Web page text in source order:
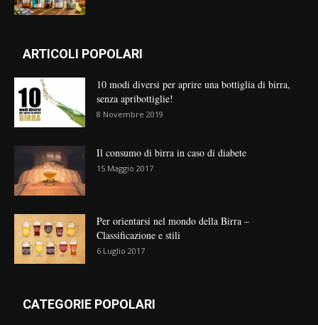
ARTICOLI POPOLARI
10 modi diversi per aprire una bottiglia di birra,
senza apribottiglie!
8 Novembre 2019
Il consumo di birra in caso di diabete
15 Maggio 2017
Per orientarsi nel mondo della Birra –
Classificazione e stili
6 Luglio 2017
CATEGORIE POPOLARI